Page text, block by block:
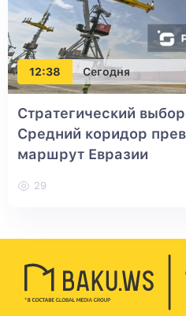
12:38 Сегодня
Стратегический
Средний коридор
маршрут Евразии
29